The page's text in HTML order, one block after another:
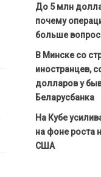
До 5 млн
почему
больше
В Минске со
иностранцев,
долларов у
Беларусбанка
На Кубе
на фоне роста
США